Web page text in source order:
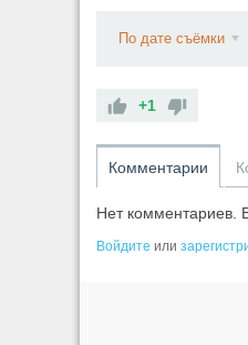
По дате съёмки
+1
Комментарии
Нет комментариев.
Войдите или